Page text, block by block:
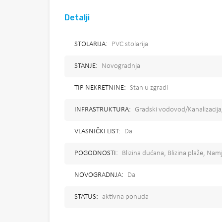
Detalji
STOLARIJA: PVC stolarija
STANJE: Novogradnja
TIP NEKRETNINE: Stan u zgradi
INFRASTRUKTURA: Gradski vodovod/
VLASNIČKI LIST: Da
POGODNOSTI: Blizina dućana, Blizina plaže,
NOVOGRADNJA: Da
STATUS: aktivna ponuda